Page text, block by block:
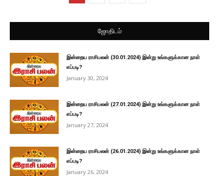
ஜோதிடம்
இன்றைய ராசிபலன் (30.01.2024) இன்று உங்களுக்கான நாள்
எப்படி?
January 30, 2024
இன்றைய ராசிபலன் (27.01.2024) இன்று உங்களுக்கான நாள்
எப்படி?
January 27, 2024
இன்றைய ராசிபலன் (26.01.2024) இன்று உங்களுக்கான நாள்
எப்படி?
January 26, 2024